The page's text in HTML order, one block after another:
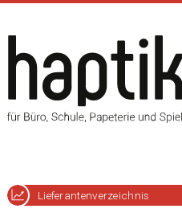
Lieferantenverzeichnis